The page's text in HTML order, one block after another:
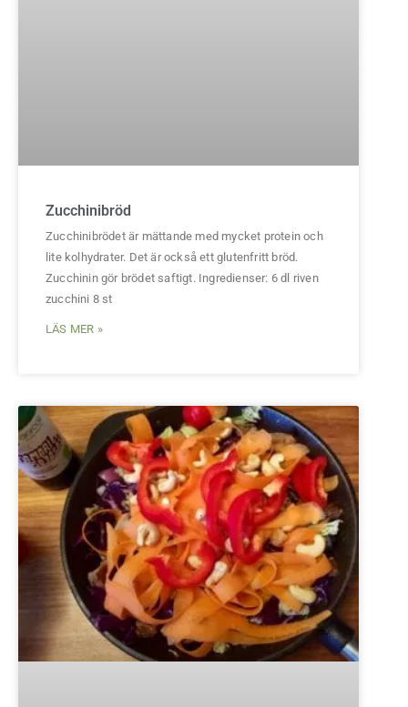
Zucchinibröd
Zucchinibrödet är mättande med mycket protein och
lite kolhydrater. Det är också ett glutenfritt bröd.
Zucchinin gör brödet saftigt. Ingredienser: 6 dl riven
zucchini 8 st
LÄS MER »